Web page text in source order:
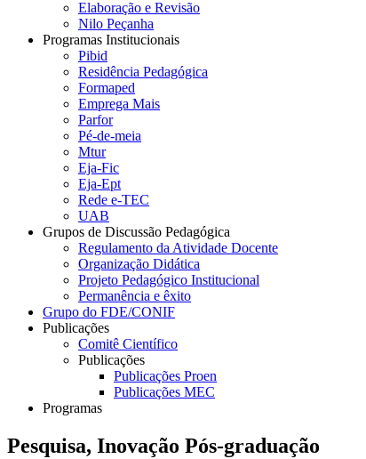
Elaboração e Revisão
Nilo Peçanha
Programas Institucionais
Pibid
Residência Pedagógica
Formaped
Emprega Mais
Parfor
Pé-de-meia
Mtur
Eja-Fic
Eja-Ept
Rede e-TEC
UAB
Grupos de Discussão Pedagógica
Regulamento da Atividade Docente
Organização Didática
Projeto Pedagógico Institucional
Permanência e êxito
Grupo do FDE/CONIF
Publicações
Comitê Científico
Publicações
Publicações Proen
Publicações MEC
Programas
Pesquisa, Inovação Pós-graduação